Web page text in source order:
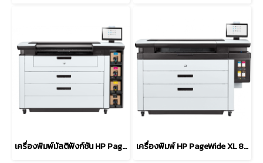
เครื่องพิมพ์มัลติฟังก์ชัน HP PageWide XL Pro 8200 เครื่องพิมพ์ HP PageWide XL 8200